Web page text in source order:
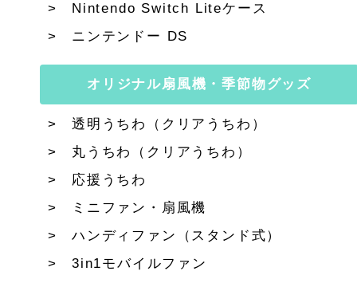
Nintendo Switch Liteケース
ニンテンドー DS
オリジナル扇風機・季節物グッズ
透明うちわ（クリアうちわ）
丸うちわ（クリアうちわ）
応援うちわ
ミニファン・扇風機
ハンディファン（スタンド式）
3in1モバイルファン